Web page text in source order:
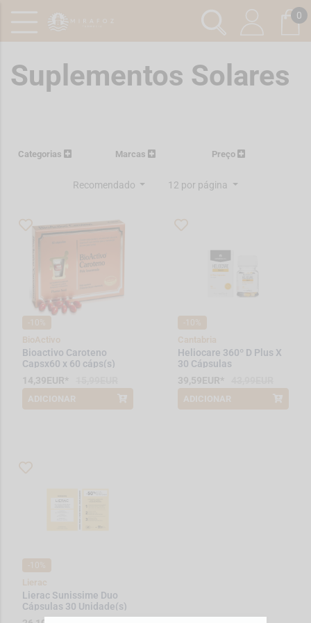
0
Suplementos Solares
Categorias Marcas Preço
Recomendado 12 por página
BioActivo
Bioactivo Caroteno
Capsx60 x 60 cáps(s)
14,39EUR*
*Promoção válida de 2026-08-01 a
ADICIONAR
Cantabria
Heliocare 360º D Plus X
30 Cápsulas
39,59EUR*
*Promoção válida de 2026-08-01 a
ADICIONAR
Lierac
Lierac Sunissime Duo
Cápsulas 30 Unidade(s)
com Desconto de 50% na